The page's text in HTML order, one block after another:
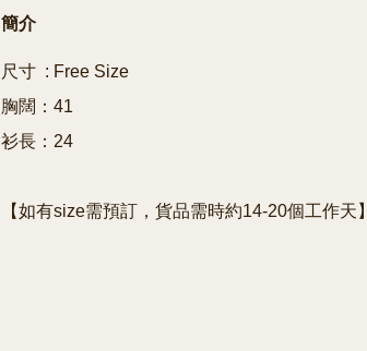
簡介
尺寸  : Free Size
胸闊：41
衫長：24
【如有size需預訂，貨品需時約14-20個工作天】